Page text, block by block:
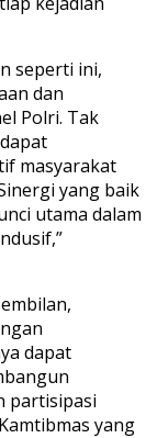
seperti ini,
dan
Polri. Tak
masyarakat
yang baik
utama dalam
dapat
partisipasi
yang